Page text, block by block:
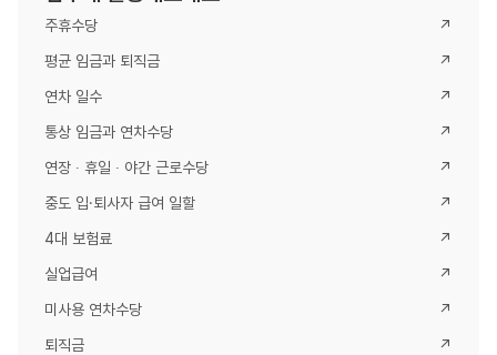
주휴수당
↗
평균 임금과 퇴직금
↗
연차 일수
↗
통상 임금과 연차수당
↗
연장 ∙ 휴일 ∙ 야간 근로수당
↗
중도 입·퇴사자 급여 일할
↗
4대 보험료
↗
실업급여
↗
미사용 연차수당
↗
퇴직금
↗